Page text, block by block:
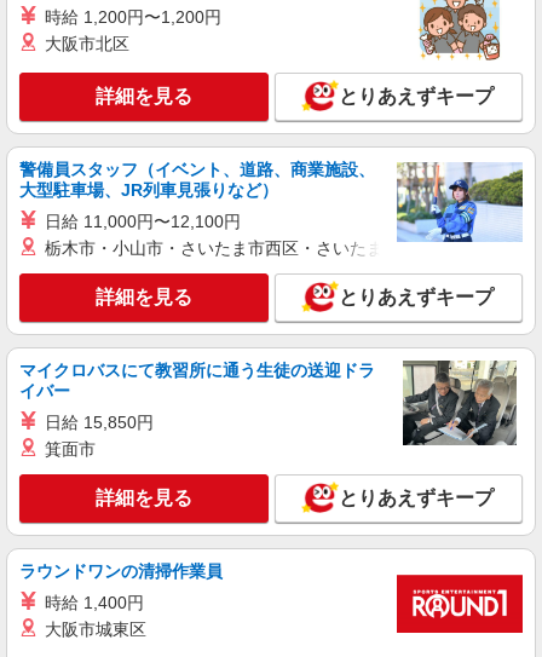
時給 1,200円〜1,200円
大阪市北区
詳細を見る とりあえずキープ
警備員スタッフ（イベント、道路、商業施設、
大型駐車場、JR列車見張りなど）
日給 11,000円〜12,100円
栃木市・小山市・さいたま市西区・さいたま市岩槻区・久喜市・
詳細を見る とりあえずキープ
マイクロバスにて教習所に通う生徒の送迎ドラ
イバー
日給 15,850円
箕面市
詳細を見る とりあえずキープ
ラウンドワンの清掃作業員
時給 1,400円
大阪市城東区